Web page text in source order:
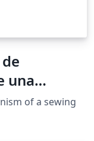
una
of a sewing